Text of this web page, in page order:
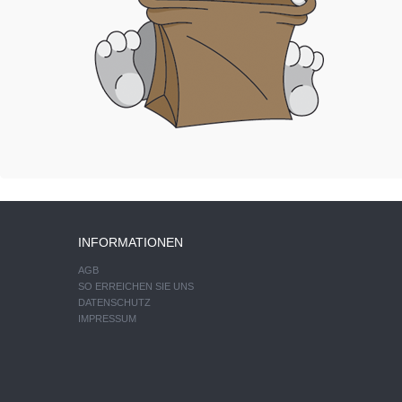
INFORMATIONEN
AGB
SO ERREICHEN SIE UNS
DATENSCHUTZ
IMPRESSUM